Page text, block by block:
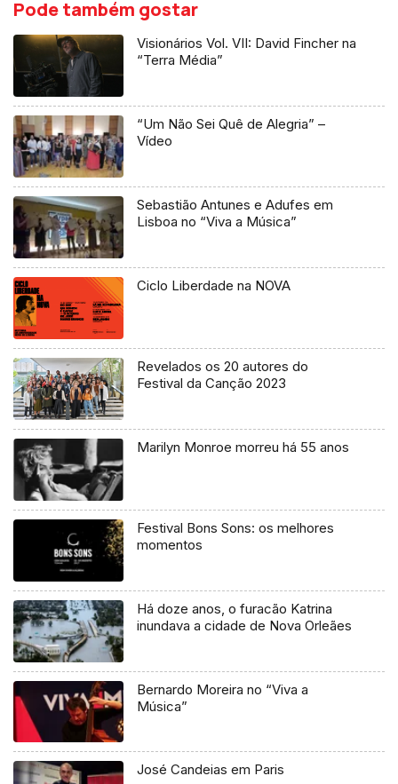
Pode também gostar
Visionários Vol. VII: David Fincher na
“Terra Média”
“Um Não Sei Quê de Alegria” –
Vídeo
Sebastião Antunes e Adufes em
Lisboa no “Viva a Música”
Ciclo Liberdade na NOVA
Revelados os 20 autores do
Festival da Canção 2023
Marilyn Monroe morreu há 55 anos
Festival Bons Sons: os melhores
momentos
Há doze anos, o furacão Katrina
inundava a cidade de Nova Orleães
Bernardo Moreira no “Viva a
Música”
José Candeias em Paris